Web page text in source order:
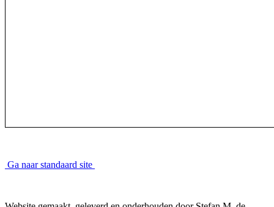
Ga naar standaard site